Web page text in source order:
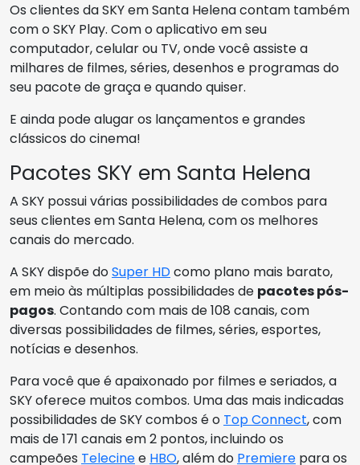
Os clientes da SKY em Santa Helena contam também
com o SKY Play. Com o aplicativo em seu
computador, celular ou TV, onde você assiste a
milhares de filmes, séries, desenhos e programas do
seu pacote de graça e quando quiser.
E ainda pode alugar os lançamentos e grandes
clássicos do cinema!
Pacotes SKY em Santa Helena
A SKY possui várias possibilidades de combos para
seus clientes em Santa Helena, com os melhores
canais do mercado.
A SKY dispõe doSuper HDcomo plano mais barato,
em meio às múltiplas possibilidades de pacotes pós-
pagos. Contando com mais de 108 canais, com
diversas possibilidades de filmes, séries, esportes,
notícias e desenhos.
Para você que é apaixonado por filmes e seriados, a
SKY oferece muitos combos. Uma das mais indicadas
possibilidades de SKY combos é o Top Connect, com
mais de 171 canais em 2 pontos, incluindo os
campeões Telecinee HBO, além do Premiere para os